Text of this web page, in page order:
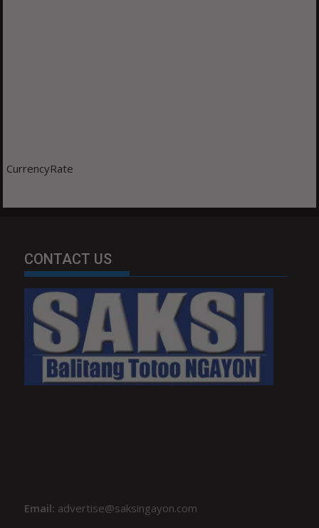
CurrencyRate
CONTACT US
Email: advertise@saksingayon.com